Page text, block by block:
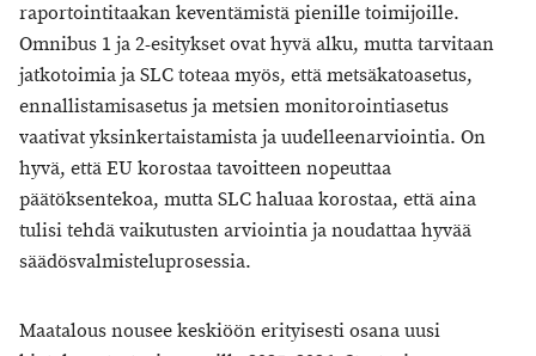
raportointitaakan keventämistä pienille toimijoille.
Omnibus 1 ja 2-esitykset ovat hyvä alku, mutta tarvitaan
jatkotoimia ja SLC toteaa myös, että metsäkatoasetus,
ennallistamisasetus ja metsien monitorointiasetus
vaativat yksinkertaistamista ja uudelleenarviointia. On
hyvä, että EU korostaa tavoitteen nopeuttaa
päätöksentekoa, mutta SLC haluaa korostaa, että aina
tulisi tehdä vaikutusten arviointia ja noudattaa hyvää
säädösvalmisteluprosessia.
Maatalous nousee keskiöön erityisesti osana uusi